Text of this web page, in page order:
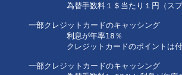
一部クレジットカードのキャッシング
一部クレジットカードのキャッシング